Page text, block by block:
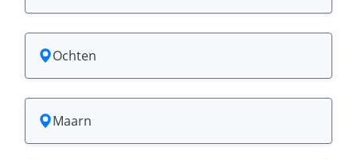
Ochten
Maarn